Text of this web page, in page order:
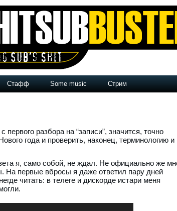
Стафф Some music Стрим
разбора на “записи”, значится, точно
года и проверить, наконец, терминологию и
я, само собой, не ждал. Не официально же
На первые вбросы я даже ответил пару дней
читать: в телеге и дискорде истари меня